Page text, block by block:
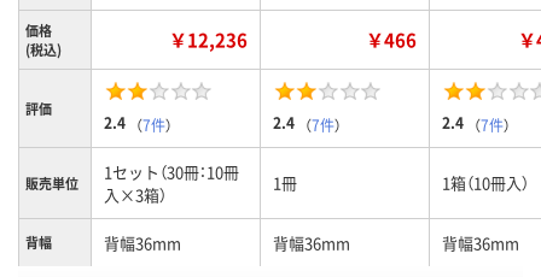
価格
(税込)
￥12,236 ￥466
評価
2.4 （7件） 2.4 （7件） 2.4 （7件）
販売単位
1セット（30冊：10冊
入×3箱）
1冊 1箱（10冊入）
背幅 背幅36mm 背幅36mm 背幅36mm